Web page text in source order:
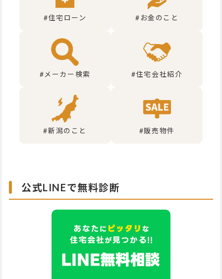
公式LINEで無料診断
#住宅ローン #お金のこと
#メーカー検索 #住宅会社紹介
#新潟のこと #販売物件